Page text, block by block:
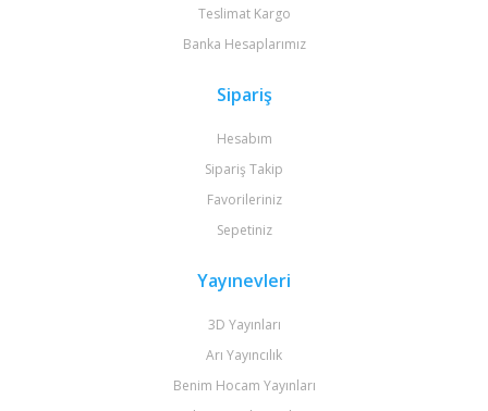
Teslimat Kargo
Banka Hesaplarımız
Sipariş
Hesabım
Sipariş Takip
Favorileriniz
Sepetiniz
Yayınevleri
3D Yayınları
Arı Yayıncılık
Benim Hocam Yayınları